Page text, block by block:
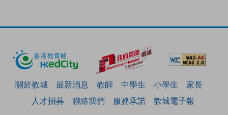
關於教城 最新消息 教師 中學生 小學生
家長
人才招募
聯絡我們 服務承諾 教城電子報